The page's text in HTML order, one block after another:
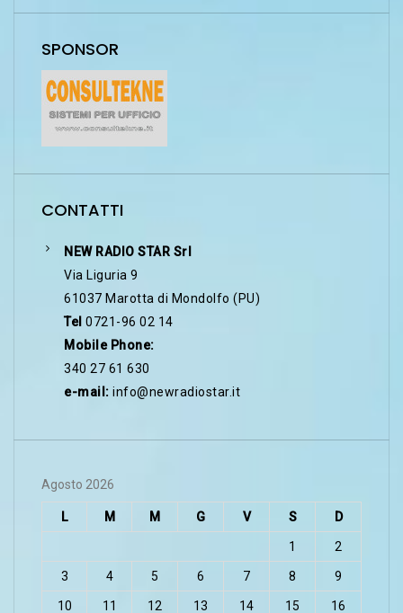
SPONSOR
CONTATTI
NEW RADIO STAR Srl
Via Liguria 9
61037 Marotta di Mondolfo (PU)
Tel 0721-96 02 14
Mobile Phone:
340 27 61 630
e-mail: info@newradiostar.it
Agosto 2026
L M M G V S D
1 2
3 4 5 6 7 8 9
10 11 12 13 14 15 16